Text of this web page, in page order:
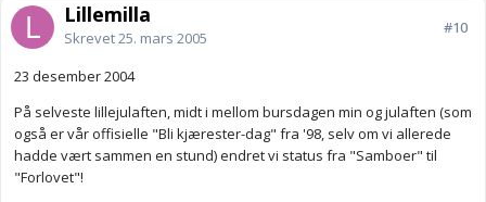
Lillemilla
Skrevet25. mars 2005
#10
23 desember 2004
På selveste lillejulaften, midt i mellom bursdagen min og julaften (som
også er vår offisielle "Bli kjærester-dag" fra '98, selv om vi allerede
hadde vært sammen en stund) endret vi status fra "Samboer" til
"Forlovet"!